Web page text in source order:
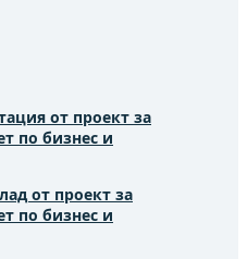
от проект за
по бизнес и
от проект за
по бизнес и